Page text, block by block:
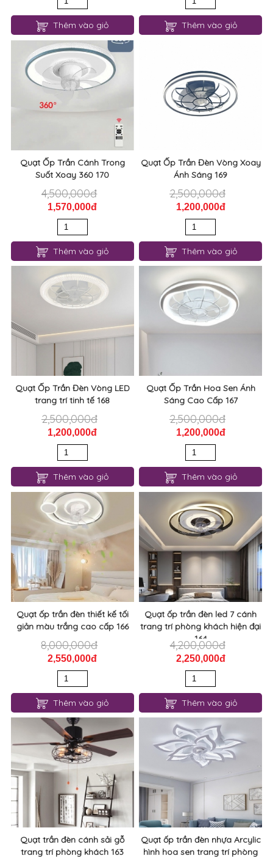
Thêm vào giỏ Thêm vào giỏ
Quạt Ốp Trần Cánh Trong
Suốt Xoay 360 170
4,500,000đ
1,570,000đ
Thêm vào giỏ
Quạt Ốp Trần Đèn Vòng Xoay
Ánh Sáng 169
2,500,000đ
1,200,000đ
Thêm vào giỏ
Quạt Ốp Trần Đèn Vòng LED
trang trí tinh tế 168
2,500,000đ
1,200,000đ
Thêm vào giỏ
Quạt Ốp Trần Hoa Sen Ánh
Sáng Cao Cấp 167
2,500,000đ
1,200,000đ
Thêm vào giỏ
Quạt ốp trần đèn thiết kế tối
giản màu trắng cao cấp 166
8,000,000đ
2,550,000đ
Thêm vào giỏ
Quạt ốp trần đèn led 7 cánh
trang trí phòng khách hiện đại
164
4,200,000đ
2,250,000đ
Thêm vào giỏ
Quạt trần đèn cánh sải gỗ
trang trí phòng khách 163
Quạt ốp trần đèn nhựa Arcylic
hình hoa sen trang trí phòng